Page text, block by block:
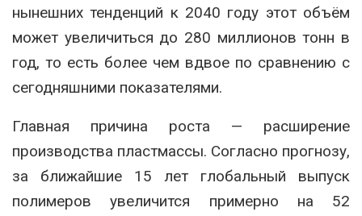
нынешних тенденций к 2040 году этот объём
может увеличиться до 280 миллионов тонн в
год, то есть более чем вдвое по сравнению с
сегодняшними показателями.
Главная причина роста — расширение
производства пластмассы. Согласно прогнозу,
за ближайшие 15 лет глобальный выпуск
полимеров увеличится примерно на 52